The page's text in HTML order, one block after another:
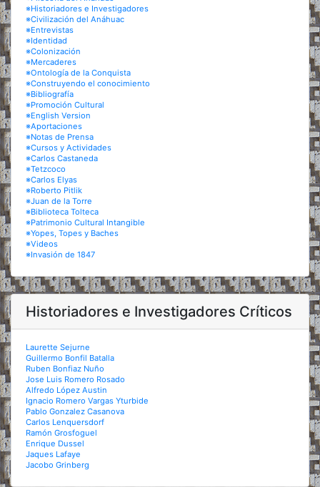
※Historiadores e Investigadores
※Civilización del Anáhuac
※Entrevistas
※Identidad
※Colonización
※Mercaderes
※Ontología de la Conquista
※Construyendo el conocimiento
※Bibliografía
※Promoción Cultural
※English Version
※Aportaciones
※Notas de Prensa
※Cursos y Actividades
※Carlos Castaneda
※Tetzcoco
※Carlos Elyas
※Roberto Pitlik
※Juan de la Torre
※Biblioteca Tolteca
※Patrimonio Cultural Intangible
※Yopes, Topes y Baches
※Videos
※Invasión de 1847
Historiadores e Investigadores Críticos
Laurette Sejurne
Guillermo Bonfil Batalla
Ruben Bonfiaz Nuño
Jose Luis Romero Rosado
Alfredo López Austin
Ignacio Romero Vargas Yturbide
Pablo Gonzalez Casanova
Carlos Lenquersdorf
Ramón Grosfoguel
Enrique Dussel
Jaques Lafaye
Jacobo Grinberg